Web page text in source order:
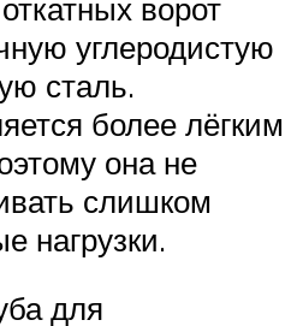
ворот
углеродистую
сталь.
более лёгким
она не
слишком
нагрузки.
для